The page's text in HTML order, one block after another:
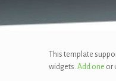
This template
widgets. Add one or